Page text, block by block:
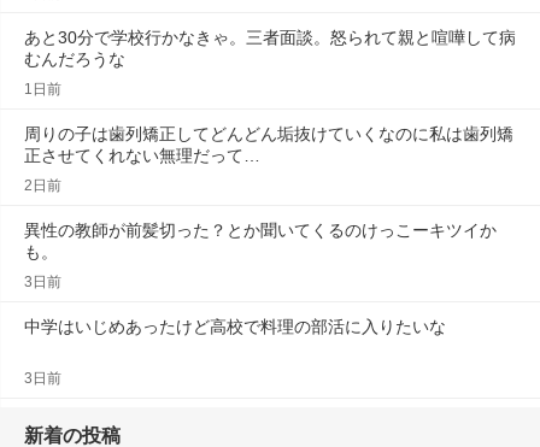
あと30分で学校行かなきゃ。三者面談。怒られて親と喧嘩して病
むんだろうな
1日前
周りの子は歯列矯正してどんどん垢抜けていくなのに私は歯列矯
正させてくれない無理だって…
2日前
異性の教師が前髪切った？とか聞いてくるのけっこーキツイか
も。
3日前
中学はいじめあったけど高校で料理の部活に入りたいな
3日前
新着の投稿